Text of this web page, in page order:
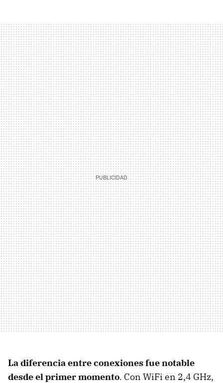
La diferencia entre conexiones fue notable
desde el primer momento. Con WiFi en 2,4 GHz,